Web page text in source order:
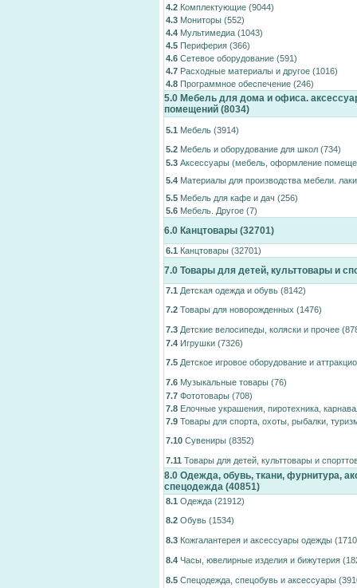
4.2 Комплектующие (9044)
4.3 Мониторы (552)
4.4 Мультимедиа (1043)
4.5 Периферия (366)
4.6 Сетевое оборудование (591)
4.7 Расходные материалы и другое (1016)
4.8 Программное обеспечение (246)
5.0 Мебель для дома и офиса.
помещений (8034)
5.1 Мебель (3914)
5.2 Мебель и оборудование для школ (734)
5.3 Аксессуары (мебель, оформление
5.4 Материалы для производства мебели.
5.5 Мебель для кафе и дач (256)
5.6 Мебель. Другое (7)
6.0 Канцтовары (32701)
6.1 Канцтовары (32701)
7.0 Товары для детей, культтовары и
7.1 Детская одежда и обувь (8142)
7.2 Товары для новорожденных (1476)
7.3 Детские велосипеды, коляски и прочее
7.4 Игрушки (7326)
7.5 Детское игровое оборудование и
7.6 Музыкальные товары (76)
7.7 Фототовары (708)
7.8 Елочные украшения, пиротехника,
7.9 Товары для спорта, охоты, рыбалки,
7.10 Сувениры (8352)
7.11 Товары для детей, культтовары и
8.0 Одежда, обувь, ткани, фурнитура,
спецодежда (40851)
8.1 Одежда (21912)
8.2 Обувь (1534)
8.3 Кожгалантерея и аксессуары одежды
8.4 Часы, ювелирные изделия и бижутерия
8.5 Спецодежда, спецобувь и аксессуары